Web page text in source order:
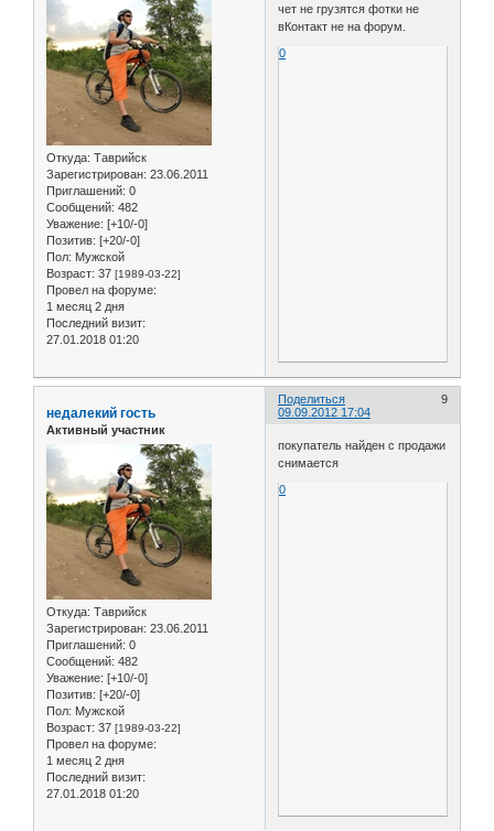
Откуда: Таврийск
Зарегистрирован: 23.06.2011
Приглашений: 0
Сообщений: 482
Уважение: [+10/-0]
Позитив: [+20/-0]
Пол: Мужской
Возраст: 37 [1989-03-22]
Провел на форуме:
1 месяц 2 дня
Последний визит:
27.01.2018 01:20
чет не грузятся фотки не
вКонтакт не на форум.
0
Поделиться
9
09.09.2012 17:04
недалекий гость
Активный участник
Откуда: Таврийск
Зарегистрирован: 23.06.2011
Приглашений: 0
Сообщений: 482
Уважение: [+10/-0]
Позитив: [+20/-0]
Пол: Мужской
Возраст: 37 [1989-03-22]
Провел на форуме:
1 месяц 2 дня
Последний визит:
27.01.2018 01:20
покупатель найден с продажи
снимается
0